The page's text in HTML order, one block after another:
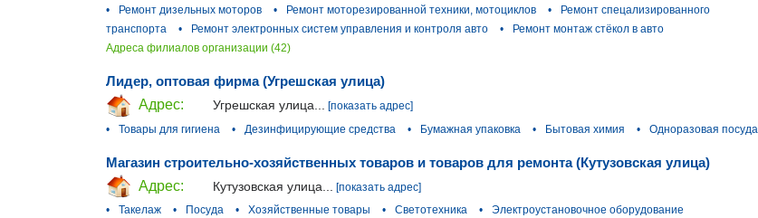
•
Ремонт дизельных моторов • Ремонт моторезированной техники, мотоциклов •
Ремонт спецализированного
транспорта
• Ремонт электронных систем управления и контроля авто •
Ремонт монтаж стёкол в авто
Адреса филиалов организации (42)
Лидер, оптовая фирма (Угрешская улица)
Адрес:
Угрешская улица...
[показать адрес]
•
Товары для гигиена • Дезинфицирующие средства • Бумажная упаковка • Бытовая химия • Одноразовая посуда
Магазин строительно-хозяйственных товаров и товаров для ремонта (Кутузовская улица)
Адрес:
Кутузовская улица...
[показать адрес]
•
Такелаж • Посуда • Хозяйственные товары • Светотехника • Электроустановочное оборудование